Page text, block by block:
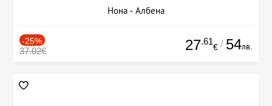
Нона - Албена
-25%
37.02€ 27.61
€ / 54лв.